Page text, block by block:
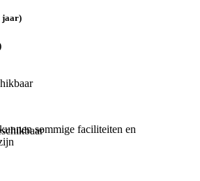
jaar)
sommige faciliteiten en